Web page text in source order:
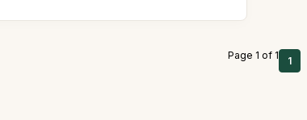
Page 1 of 1 1